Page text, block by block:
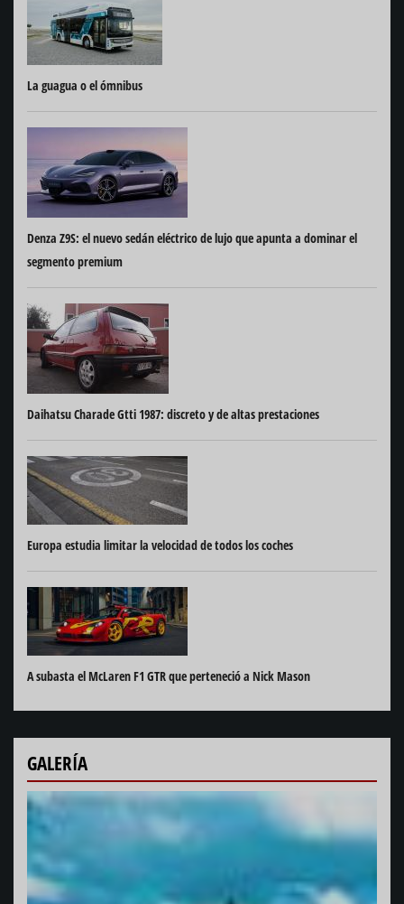
La guagua o el ómnibus
Denza Z9S: el nuevo sedán eléctrico de lujo que apunta a dominar el
segmento premium
Daihatsu Charade Gtti 1987: discreto y de altas prestaciones
Europa estudia limitar la velocidad de todos los coches
A subasta el McLaren F1 GTR que perteneció a Nick Mason
GALERÍA